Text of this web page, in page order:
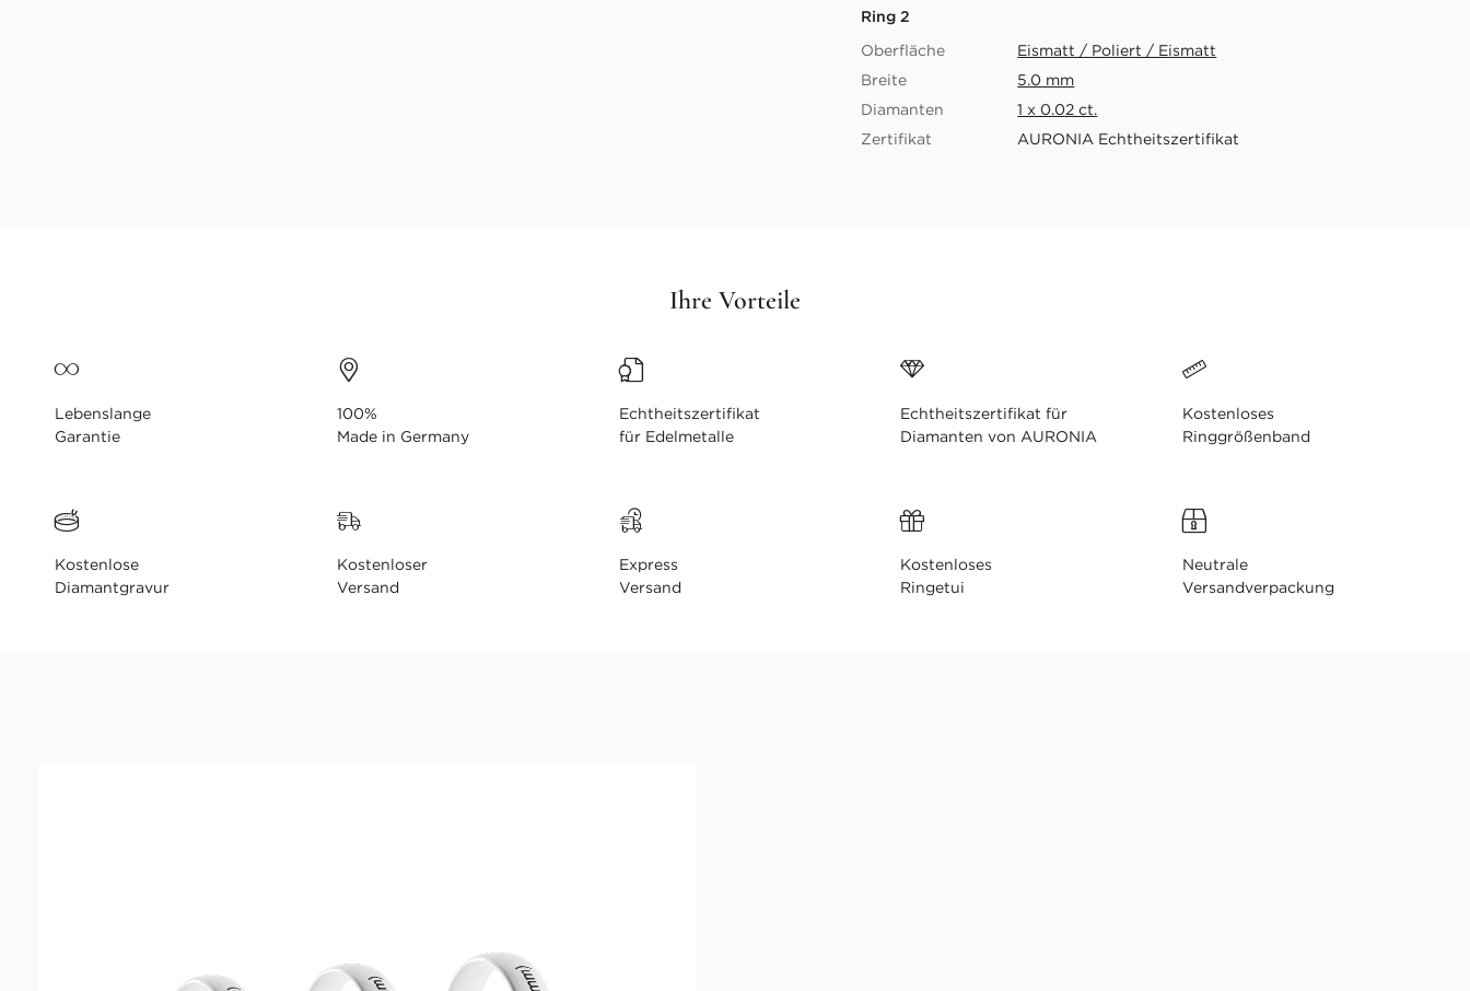
Ring 2
Oberfläche
Eismatt / Poliert / Eismatt
Breite
5.0 mm
Diamanten
1 x 0.02 ct.
Zertifikat
AURONIA Echtheitszertifikat
Ihre Vorteile
Lebenslange
Garantie
100%
Made in Germany
Echtheitszertifikat
für Edelmetalle
Echtheitszertifikat für
Diamanten von AURONIA
Kostenloses
Ringgrößenband
Kostenlose
Diamantgravur
Kostenloser
Versand
Express
Versand
Kostenloses
Ringetui
Neutrale
Versandverpackung